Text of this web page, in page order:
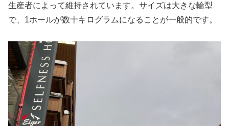
生産者によって維持されています。サイズは大きな輪型
で、1ホールが数十キログラムになることが一般的です。